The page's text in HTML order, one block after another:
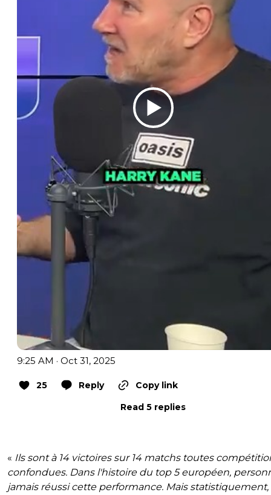
9:25 AM · Oct 31, 2025
25 Reply
Copy link
Read 5 replies
« Ils sont à 14 victoires sur 14 matchs toutes
confondues. Dans l'histoire du top 5 européen,
jamais réussi cette performance. Mais statistiquement,